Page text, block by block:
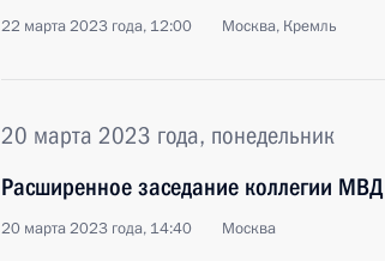
22 марта 2023 года, 12:00 Москва, Кремль
20 марта 2023 года, понедельник
Расширенное заседание коллегии МВД
20 марта 2023 года, 14:40 Москва